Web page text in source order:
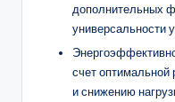
дополнительных
универсальности
счет
и снижению